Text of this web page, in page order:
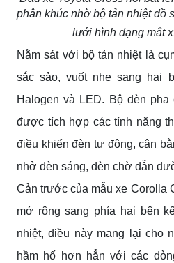
phân khúc nhờ bộ tản nhiệt đồ
lưới hình dạng mắt
Nằm sát với bộ tản nhiệt là
sắc sảo, vuốt nhẹ sang hai
Halogen và LED. Bộ đèn
được tích hợp các tính năng
điều khiển đèn tự động, cân
nhở đèn sáng, đèn chờ dẫn
Cản trước của mẫu xe Corolla
mở rộng sang phía hai bên
nhiệt, điều này mang lại cho
hầm hố hơn hẳn với các